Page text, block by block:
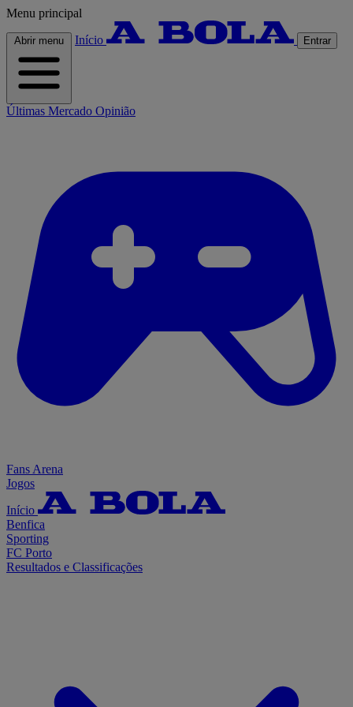
Menu principal
Abrir menu Início Entrar
Últimas Mercado Opinião
Fans Arena
Jogos
Início
Benfica
Sporting
FC Porto
Resultados e Classificações